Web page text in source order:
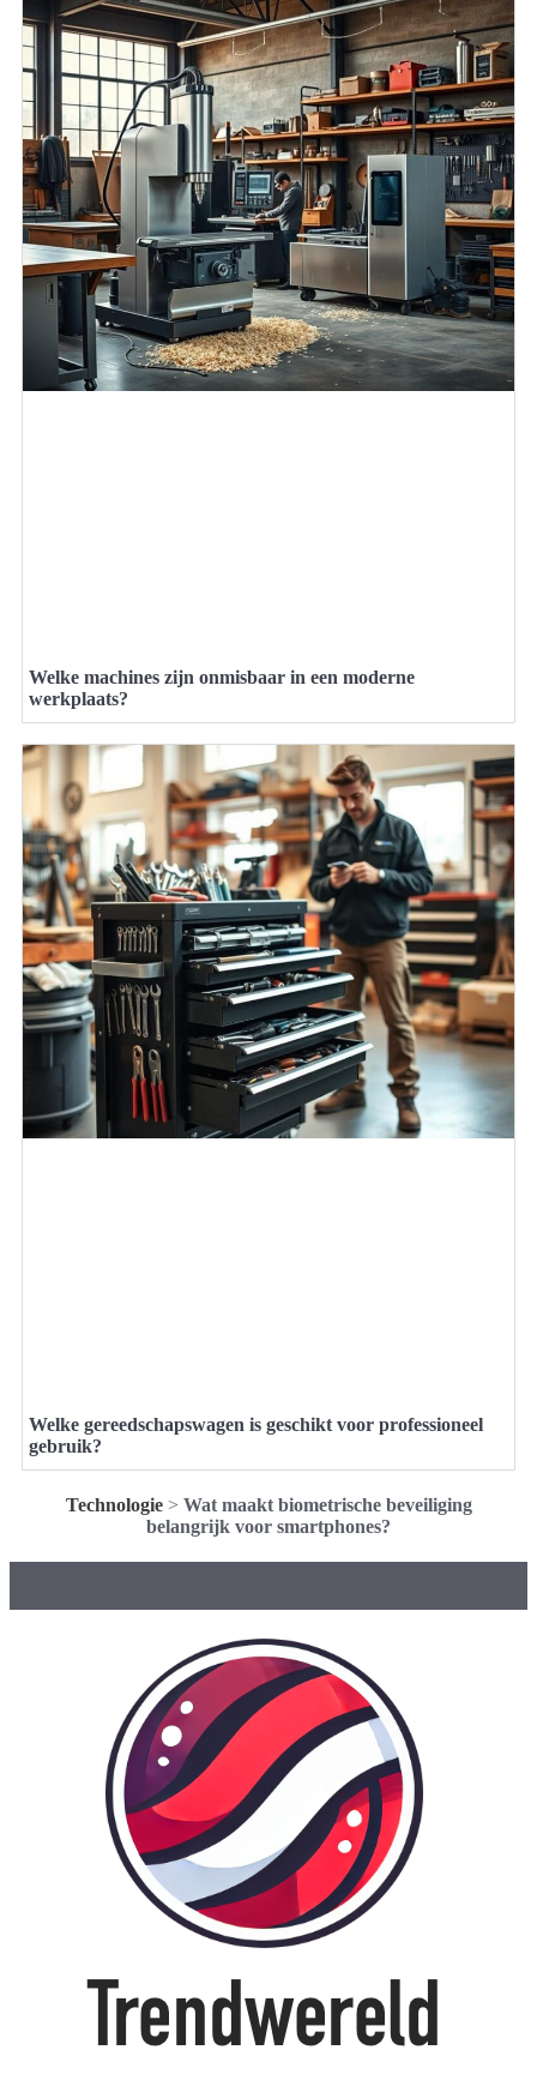
Welke machines zijn onmisbaar in een moderne
werkplaats?
Welke gereedschapswagen is geschikt voor professioneel
gebruik?
Technologie> Wat maakt biometrische beveiliging
belangrijk voor smartphones?